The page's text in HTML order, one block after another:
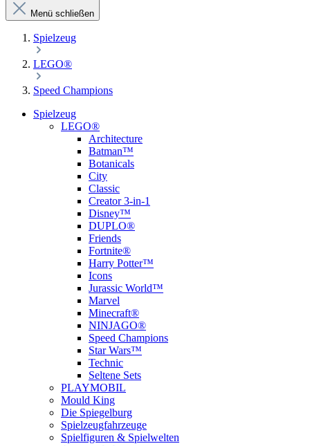
Menü schließen
Spielzeug
LEGO®
Speed Champions
Spielzeug
LEGO®
Architecture
Batman™
Botanicals
City
Classic
Creator 3-in-1
Disney™
DUPLO®
Friends
Fortnite®
Harry Potter™
Icons
Jurassic World™
Marvel
Minecraft®
NINJAGO®
Speed Champions
Star Wars™
Technic
Seltene Sets
PLAYMOBIL
Mould King
Die Spiegelburg
Spielzeugfahrzeuge
Spielfiguren & Spielwelten